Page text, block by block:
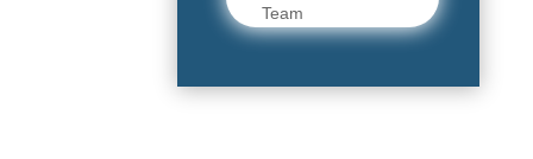
Team